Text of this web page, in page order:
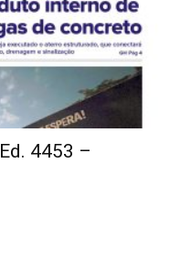
4453 –